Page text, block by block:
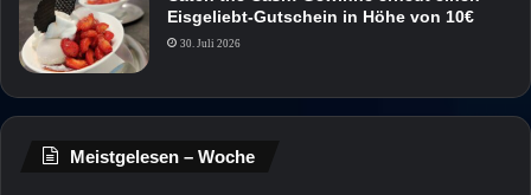
Eisgeliebt-Gutschein in Höhe von 10€
30. Juli 2026
Meistgelesen – Woche